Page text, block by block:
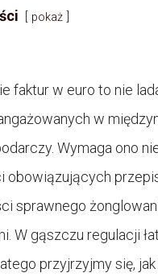
pokaż
faktur w euro to nie
w
Wymaga ono
obowiązujących
sprawnego
W gąszczu regulacji
przyjrzyjmy się, jak